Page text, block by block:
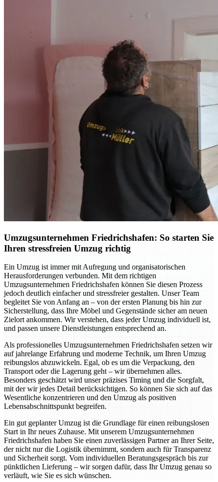
Umzugsunternehmen Friedrichshafen: So starten Sie
Ihren stressfreien Umzug richtig
Ein Umzug ist immer mit Aufregung und organisatorischen
Herausforderungen verbunden. Mit dem richtigen
Umzugsunternehmen Friedrichshafen können Sie diesen Prozess
jedoch deutlich einfacher und stressfreier gestalten. Unser Team
begleitet Sie von Anfang an – von der ersten Planung bis hin zur
Sicherstellung, dass Ihre Möbel und Gegenstände sicher am neuen
Zielort ankommen. Wir verstehen, dass jeder Umzug individuell ist,
und passen unsere Dienstleistungen entsprechend an.
Als professionelles Umzugsunternehmen Friedrichshafen setzen wir
auf jahrelange Erfahrung und moderne Technik, um Ihren Umzug
reibungslos abzuwickeln. Egal, ob es um die Verpackung, den
Transport oder die Lagerung geht – wir übernehmen alles.
Besonders geschätzt wird unser präzises Timing und die Sorgfalt,
mit der wir jedes Detail berücksichtigen. So können Sie sich auf das
Wesentliche konzentrieren und den Umzug als positiven
Lebensabschnittspunkt begreifen.
Ein gut geplanter Umzug ist die Grundlage für einen reibungslosen
Start in Ihr neues Zuhause. Mit unserem Umzugsunternehmen
Friedrichshafen haben Sie einen zuverlässigen Partner an Ihrer Seite,
der nicht nur die Logistik übernimmt, sondern auch für Transparenz
und Sicherheit sorgt. Vom individuellen Beratungsgespräch bis zur
pünktlichen Lieferung – wir sorgen dafür, dass Ihr Umzug genau so
verläuft, wie Sie es sich wünschen.